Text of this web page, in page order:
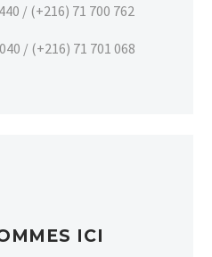
/ (+216) 71 700 762
/ (+216) 71 701 068
ICI